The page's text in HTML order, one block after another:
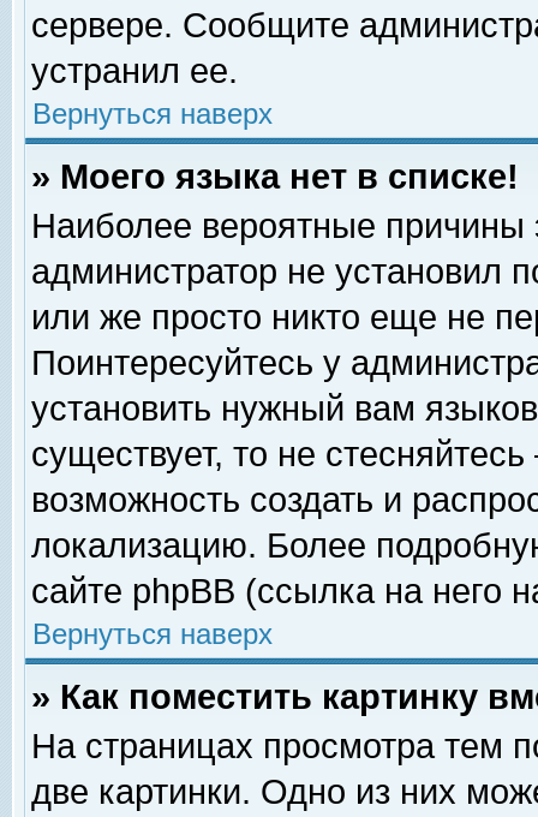
сервере. Сообщите
устранил ее.
Вернуться наверх
» Моего языка нет в списке!
Наиболее вероятные причины
администратор не установил
или же просто никто еще не
Поинтересуйтесь у
установить нужный вам
существует, то не
возможность создать и
локализацию. Более
сайте phpBB (ссылка на него
Вернуться наверх
» Как поместить картинку
На страницах просмотра тем
две картинки. Одно из них